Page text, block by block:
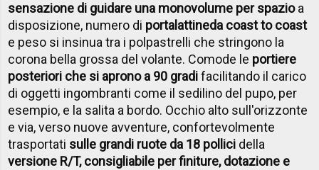
sensazione di guidare una monovolume per spazioa
disposizione, numero di portalattineda coast to coast
e peso si insinua tra i polpastrelli che stringono la
corona bella grossa del volante. Comode le portiere
posteriori che si aprono a 90 gradifacilitando il carico
di oggetti ingombranti come il sedilino del pupo, per
esempio, e la salita a bordo. Occhio alto sull'orizzonte
e via, verso nuove avventure, confortevolmente
trasportati sulle grandi ruote da 18 pollici della
versione R/T, consigliabile per finiture, dotazione e